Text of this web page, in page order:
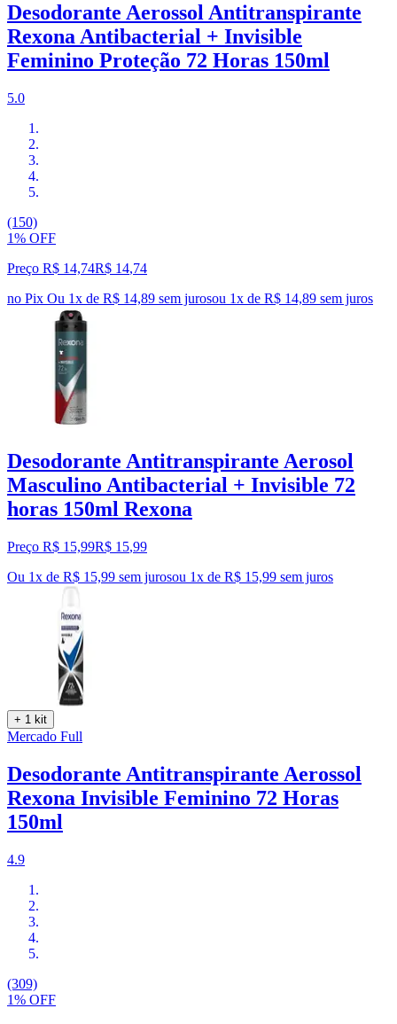
Desodorante Aerossol Antitranspirante
Rexona Antibacterial + Invisible
Feminino Proteção 72 Horas 150ml
5.0
(150)
1% OFF
Preço R$ 14,74R$ 14,74
no Pix Ou 1x de R$ 14,89 sem jurosou 1x de R$ 14,89 sem juros
Desodorante Antitranspirante Aerosol
Masculino Antibacterial + Invisible 72
horas 150ml Rexona
Preço R$ 15,99R$ 15,99
Ou 1x de R$ 15,99 sem jurosou 1x de R$ 15,99 sem juros
+ 1 kit
Mercado Full
Desodorante Antitranspirante Aerossol
Rexona Invisible Feminino 72 Horas
150ml
4.9
(309)
1% OFF